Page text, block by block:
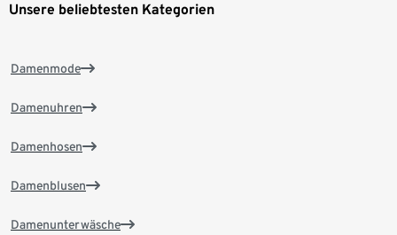
Unsere beliebtesten Kategorien
Damenmode
Damenuhren
Damenhosen
Damenblusen
Damenunterwäsche